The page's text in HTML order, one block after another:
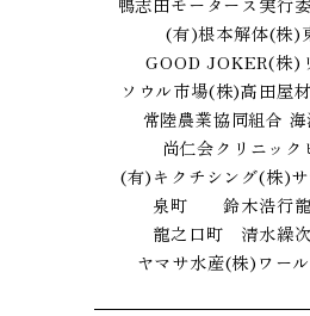
(有)根本解体(株)
GOOD JOKER(株)
ソウル市場(株)髙田屋
常陸農業協同組合
尚仁会クリニック
(有)キクチシング(株)
泉町 鈴木浩行
龍之口町 清水繰
ヤマサ水産(株)ワー